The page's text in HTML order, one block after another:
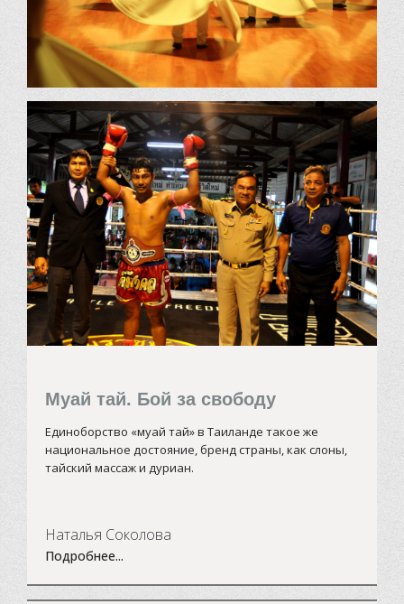
Муай тай. Бой за свободу
Единоборство «муай тай» в Таиланде такое же
национальное достояние, бренд страны, как слоны,
тайский массаж и дуриан.
Наталья Соколова
Подробнее...